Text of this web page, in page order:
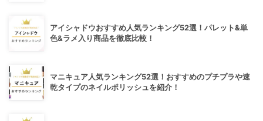
アイシャドウおすすめ人気ランキング52選！パレット&単
色&ラメ入り商品を徹底比較！
マニキュア人気ランキング52選！おすすめのプチプラや速
乾タイプのネイルポリッシュを紹介！